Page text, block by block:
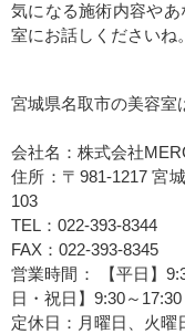
気になる施術内容や
室にお話しくださいね。
宮城県名取市の美容室
会社名：株式会社
住所：〒981-1217 宮
103
TEL：022-393-8344
FAX：022-393-8345
営業時間： 【平日】
日・祝日】9:30～17:30
定休日：月曜日、火曜